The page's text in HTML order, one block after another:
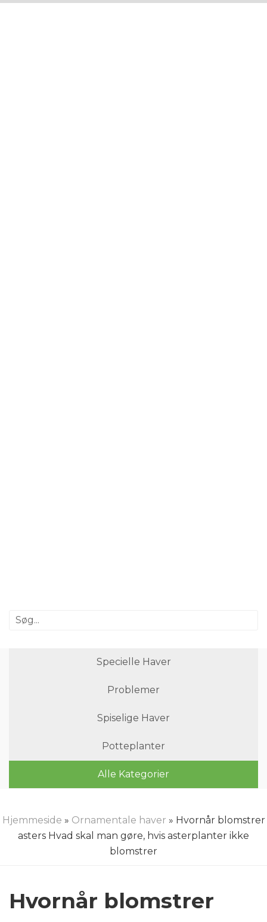
Specielle Haver
Problemer
Spiselige Haver
Potteplanter
Alle Kategorier
Hjemmeside » Ornamentale haver » Hvornår blomstrer
asters Hvad skal man gøre, hvis asterplanter ikke
blomstrer
Hvornår blomstrer